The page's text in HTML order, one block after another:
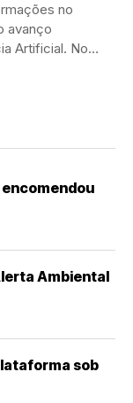
no
avanço
Artificial. No
Ambiental
sob